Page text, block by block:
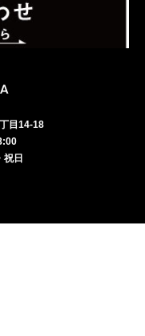
目14-18
祝日